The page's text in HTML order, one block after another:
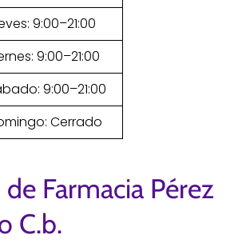
9:00–21:00
9:00–21:00
9:00–21:00
Cerrado
Farmacia Pérez
C.b.